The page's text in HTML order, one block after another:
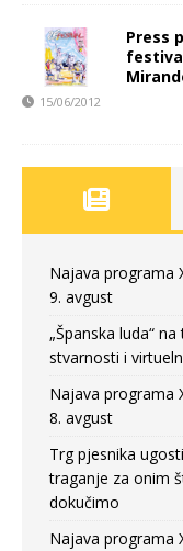
Press
15/06/2012
Najava programa
9. avgust
„Španska luda“
stvarnosti i
Najava programa
8. avgust
Trg pjesnika
traganje za onim
dokučimo
Najava programa